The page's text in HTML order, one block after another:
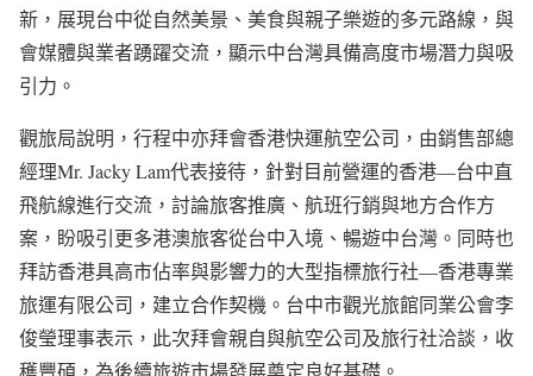
新，展現台中從自然美景、美食與親子樂遊的多元路線，與
會媒體與業者踴躍交流，顯示中台灣具備高度市場潛力與吸
引力。
觀旅局說明，行程中亦拜會香港快運航空公司，由銷售部總
經理Mr. Jacky Lam代表接待，針對目前營運的香港—台中直
飛航線進行交流，討論旅客推廣、航班行銷與地方合作方
案，盼吸引更多港澳旅客從台中入境、暢遊中台灣。同時也
拜訪香港具高市佔率與影響力的大型指標旅行社—香港專業
旅運有限公司，建立合作契機。台中市觀光旅館同業公會李
俊瑩理事表示，此次拜會親自與航空公司及旅行社洽談，收
穫豐碩，為後續旅遊市場發展奠定良好基礎。